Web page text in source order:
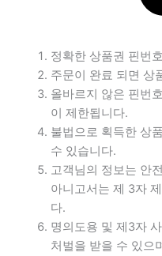
정확한 상품권 핀번
주문이 완료 되면 상
올바르지 않은 핀번
이 제한됩니다.
불법으로 획득한 상
수 있습니다.
고객님의 정보는 안
아니고서는 제 3자
다.
명의도용 및 제3자
처벌을 받을 수 있으